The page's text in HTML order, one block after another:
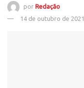
por Redação
14 de outubro de 2021